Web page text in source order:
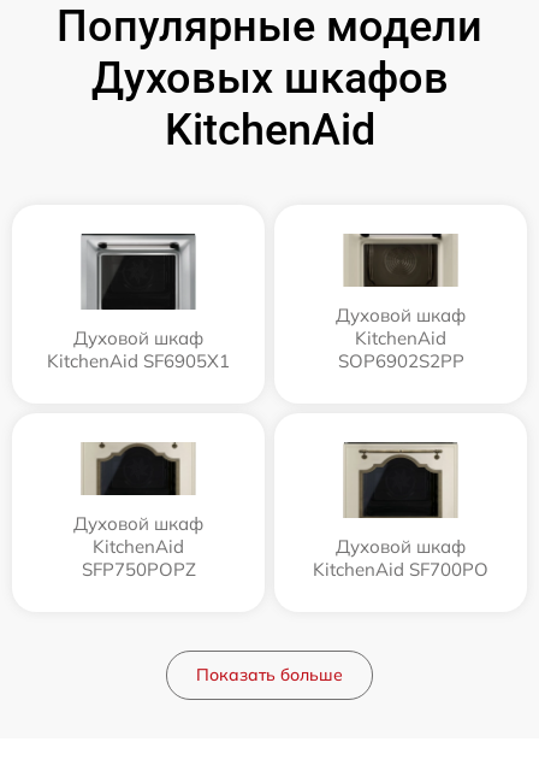
Популярные модели
Духовых шкафов
KitchenAid
Духовой шкаф
KitchenAid SF6905X1
Духовой шкаф
KitchenAid
SOP6902S2PP
Духовой шкаф
KitchenAid
SFP750POPZ
Духовой шкаф
KitchenAid SF700PO
Показать больше